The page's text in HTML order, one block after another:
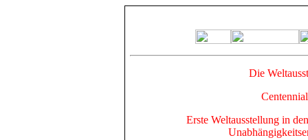
Die
Erste Weltausstellung in